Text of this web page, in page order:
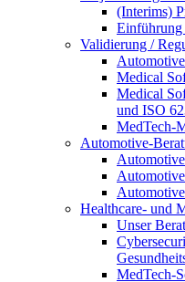
(Interims)
Einführung
Validierung /
Medical
Medical
und ISO
MedTech-
Automotive-
Healthcare- und
Unser
MedTech-